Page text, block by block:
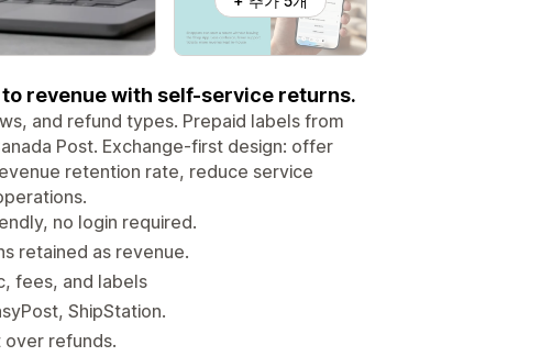
revenue with self-service returns.
and refund types. Prepaid labels from
Post. Exchange-first design: offer
retention rate, reduce service
no login required.
retained as revenue.
fees, and labels
ShipStation.
refunds.